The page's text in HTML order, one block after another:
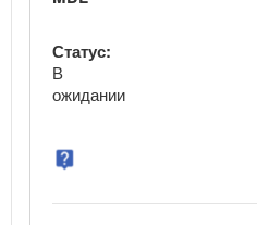
Статус:
В
ожидании